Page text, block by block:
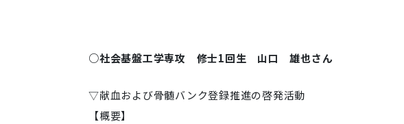
○社会基盤工学専攻 修士1回生 山口 雄也さん
▽献血および骨髄バンク登録推進の啓発活動
【概要】